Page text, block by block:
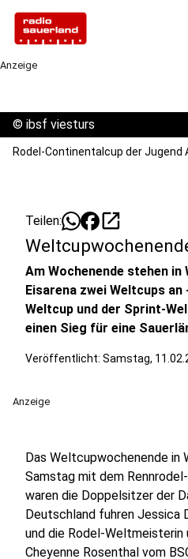
Anzeige
© ibsf viesturs
Rodel-Continentalcup der Jugend
Teilen: open_in_new
Am Wochenende stehen in
Eisarena zwei Weltcups an
Weltcup und der Sprint-
einen Sieg für eine
Veröffentlicht: Samstag,
Anzeige
Das Weltcupwochenende
Samstag mit dem
waren die Doppelsitzer der
Deutschland fuhren Jessica
und die Rodel-Weltmeisterin
Cheyenne Rosenthal vom